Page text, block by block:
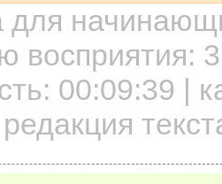
для
восприятия: 3
00:09:39 |